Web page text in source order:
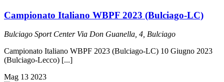
Campionato Italiano WBPF 2023 (Bulciago-LC)
Bulciago Sport Center Via Don Guanella, 4, Bulciago
Campionato Italiano WBPF 2023 (Bulciago-LC) 10 Giugno 2023
(Bulciago-Lecco) [...]
Mag 13 2023